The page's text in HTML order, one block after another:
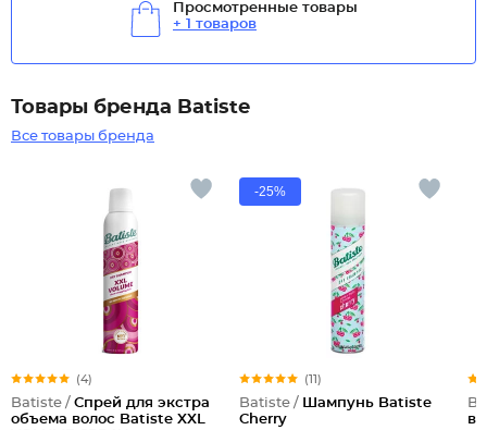
Просмотренные товары
+ 1 товаров
Товары бренда Batiste
Все товары бренда
(4)
Batiste / Спрей для экстра
объема волос Batiste XXL
-25%
(11)
Batiste / Шампунь Batiste
Cherry